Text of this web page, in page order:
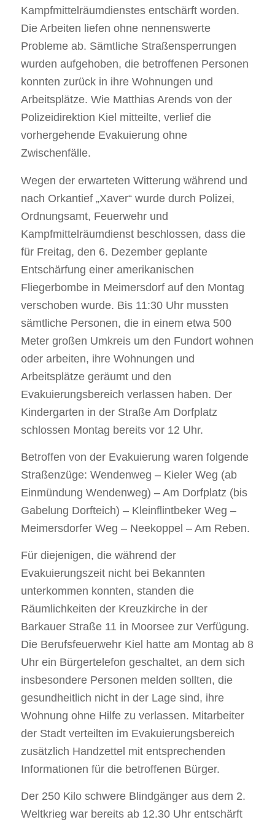
Kampfmittelräumdienstes entschärft worden.
Die Arbeiten liefen ohne nennenswerte
Probleme ab. Sämtliche Straßensperrungen
wurden aufgehoben, die betroffenen Personen
konnten zurück in ihre Wohnungen und
Arbeitsplätze. Wie Matthias Arends von der
Polizeidirektion Kiel mitteilte, verlief die
vorhergehende Evakuierung ohne
Zwischenfälle.
Wegen der erwarteten Witterung während und
nach Orkantief „Xaver“ wurde durch Polizei,
Ordnungsamt, Feuerwehr und
Kampfmittelräumdienst beschlossen, dass die
für Freitag, den 6. Dezember geplante
Entschärfung einer amerikanischen
Fliegerbombe in Meimersdorf auf den Montag
verschoben wurde. Bis 11:30 Uhr mussten
sämtliche Personen, die in einem etwa 500
Meter großen Umkreis um den Fundort wohnen
oder arbeiten, ihre Wohnungen und
Arbeitsplätze geräumt und den
Evakuierungsbereich verlassen haben. Der
Kindergarten in der Straße Am Dorfplatz
schlossen Montag bereits vor 12 Uhr.
Betroffen von der Evakuierung waren folgende
Straßenzüge: Wendenweg – Kieler Weg (ab
Einmündung Wendenweg) – Am Dorfplatz (bis
Gabelung Dorfteich) – Kleinflintbeker Weg –
Meimersdorfer Weg – Neekoppel – Am Reben.
Für diejenigen, die während der
Evakuierungszeit nicht bei Bekannten
unterkommen konnten, standen die
Räumlichkeiten der Kreuzkirche in der
Barkauer Straße 11 in Moorsee zur Verfügung.
Die Berufsfeuerwehr Kiel hatte am Montag ab 8
Uhr ein Bürgertelefon geschaltet, an dem sich
insbesondere Personen melden sollten, die
gesundheitlich nicht in der Lage sind, ihre
Wohnung ohne Hilfe zu verlassen. Mitarbeiter
der Stadt verteilten im Evakuierungsbereich
zusätzlich Handzettel mit entsprechenden
Informationen für die betroffenen Bürger.
Der 250 Kilo schwere Blindgänger aus dem 2.
Weltkrieg war bereits ab 12.30 Uhr entschärft